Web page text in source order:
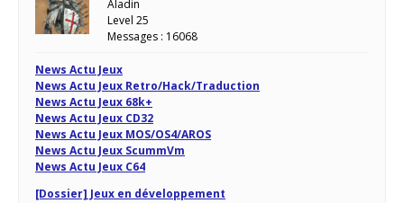
Aladin
Level 25
Messages : 16068
News Actu Jeux
News Actu Jeux Retro/Hack/Traduction
News Actu Jeux 68k+
News Actu Jeux CD32
News Actu Jeux MOS/OS4/AROS
News Actu Jeux ScummVm
News Actu Jeux C64
[Dossier] Jeux en développement